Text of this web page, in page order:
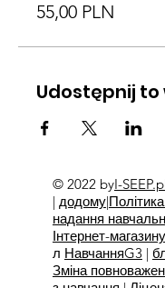
55,00 PLN
Udostępnij to
© 2022 byI-
| додому|
надання
Інтернет-магазину
л НавчанняG3 |
Зміна